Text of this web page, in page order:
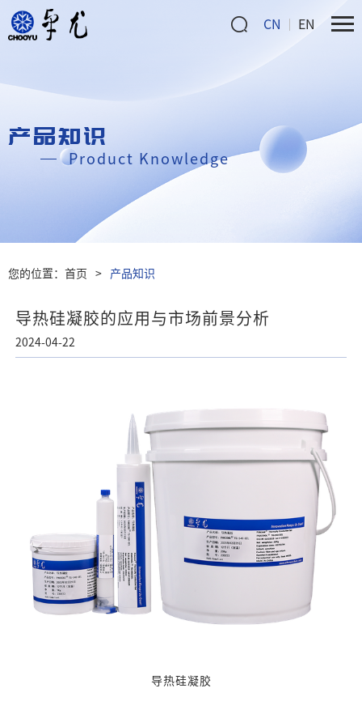
CN EN
产品知识
Product Knowledge
您的位置： 首页 > 产品知识
导热硅凝胶的应用与市场前景分析
2024-04-22
导热硅凝胶